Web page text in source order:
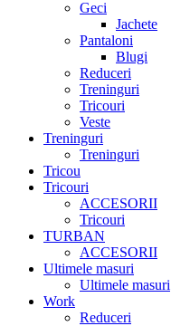
Geci
Jachete
Pantaloni
Blugi
Reduceri
Treninguri
Tricouri
Veste
Treninguri
Treninguri
Tricou
Tricouri
ACCESORII
Tricouri
TURBAN
ACCESORII
Ultimele masuri
Ultimele masuri
Work
Reduceri